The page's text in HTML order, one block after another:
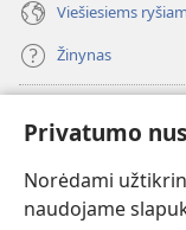
Privatumo
Norėdami
naudojame
Viešiesiems
Žinynas
(atsiveria
naujas
langas)Sargybos bokšto
(atsiveria
naujas